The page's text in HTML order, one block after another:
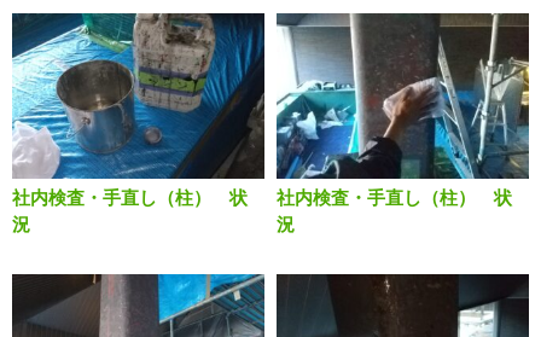
社内検査・手直し（柱） 状
況
社内検査・手直し（柱） 状
況